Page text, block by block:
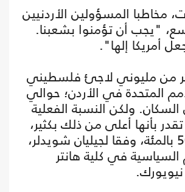
مخاطبا المسؤولين الأردنيين
"يجب أن تؤمنوا بشعبنا.
أمريكا إلها".
من مليوني لاجئ فلسطيني
المتحدة في الأردن؛ حوالي
ولكن النسبة الفعلية
بأنها أعلى من ذلك بكثير،
وربما تتجاوز 50 بالمئة، وفقا لجيليان شويدلر،
السياسية في كلية هانتر